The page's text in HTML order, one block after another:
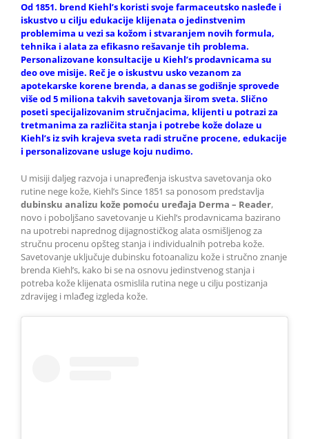
Od 1851. brend Kiehl’s koristi svoje farmaceutsko nasleđe i
iskustvo u cilju edukacije klijenata o jedinstvenim
problemima u vezi sa kožom i stvaranjem novih formula,
tehnika i alata za efikasno rešavanje tih problema.
Personalizovane konsultacije u Kiehl’s prodavnicama su
deo ove misije. Reč je o iskustvu usko vezanom za
apotekarske korene brenda, a danas se godišnje sprovede
više od 5 miliona takvih savetovanja širom sveta. Slično
poseti specijalizovanim stručnjacima, klijenti u potrazi za
tretmanima za različita stanja i potrebe kože dolaze u
Kiehl’s iz svih krajeva sveta radi stručne procene, edukacije
i personalizovane usluge koju nudimo.
U misiji daljeg razvoja i unapređenja iskustva savetovanja oko
rutine nege kože, Kiehl’s Since 1851 sa ponosom predstavlja
dubinsku analizu kože pomoću uređaja Derma – Reader,
novo i poboljšano savetovanje u Kiehl’s prodavnicama bazirano
na upotrebi naprednog dijagnostičkog alata osmišljenog za
stručnu procenu opšteg stanja i individualnih potreba kože.
Savetovanje uključuje dubinsku fotoanalizu kože i stručno znanje
brenda Kiehl’s, kako bi se na osnovu jedinstvenog stanja i
potreba kože klijenata osmislila rutina nege u cilju postizanja
zdravijeg i mlađeg izgleda kože.